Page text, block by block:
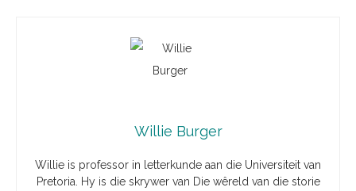
Willie Burger
Willie is professor in letterkunde aan die Universiteit van
Pretoria. Hy is die skrywer van Die wêreld van die storie